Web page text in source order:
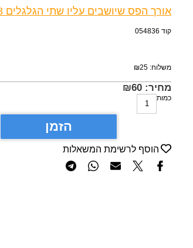
אורך הפס שיושבים עליו שתי הגלגלים 8ס"מ
קוד 054836
משלוח: ₪25
מחיר: ₪60
כמות
הזמן
הוסף לרשימת המשאלות